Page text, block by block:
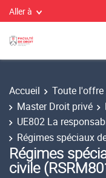
Aller à
Accueil Toute
Master Droit privé
UE802 La
Régimes spéciaux
Régimes
civile